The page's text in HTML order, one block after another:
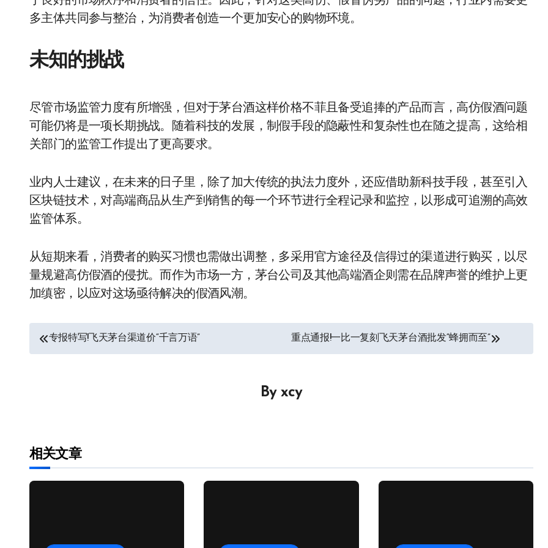
多主体共同参与整治，为消费者创造一个更加安心的购物环境。
未知的挑战
尽管市场监管力度有所增强，但对于茅台酒这样价格不菲且备受追捧的产品而言，高仿假酒问题
可能仍将是一项长期挑战。随着科技的发展，制假手段的隐蔽性和复杂性也在随之提高，这给相
关部门的监管工作提出了更高要求。
业内人士建议，在未来的日子里，除了加大传统的执法力度外，还应借助新科技手段，甚至引入
区块链技术，对高端商品从生产到销售的每一个环节进行全程记录和监控，以形成可追溯的高效
监管体系。
从短期来看，消费者的购买习惯也需做出调整，多采用官方途径及信得过的渠道进行购买，以尽
量规避高仿假酒的侵扰。而作为市场一方，茅台公司及其他高端酒企则需在品牌声誉的维护上更
加缜密，以应对这场亟待解决的假酒风潮。
文专报特写!飞天茅台渠道价“千言万语” 重点通报!一比一复刻飞天茅台酒批发“蜂拥而至”
By xcy
相关文章